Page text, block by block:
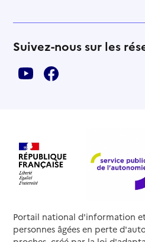
Suivez-nous sur les
Portail national d'information
personnes âgées en perte